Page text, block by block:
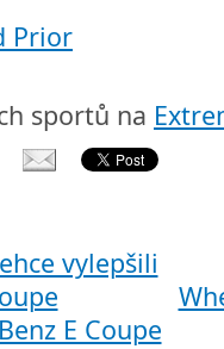
sportů na
E Coupe